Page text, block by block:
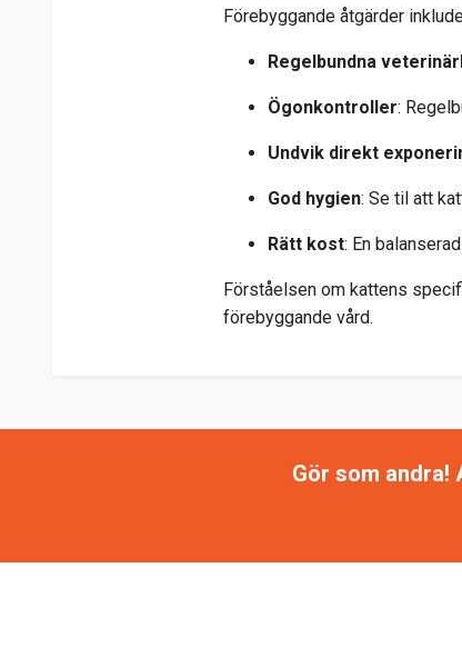
Förebyggande åtgärder
Regelbundna
Ögonkontroller:
Undvik direkt
God hygien: Se til att
Rätt kost: En
Förståelsen om kattens
förebyggande vård.
Gör som andra!